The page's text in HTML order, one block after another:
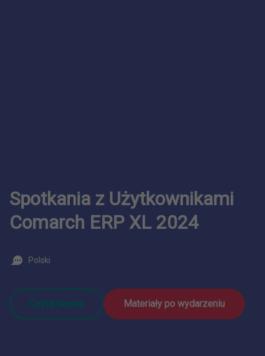
Spotkania z Użytkownikami
Comarch ERP XL 2024
Polski
Czytaj więcej Materiały po wydarzeniu